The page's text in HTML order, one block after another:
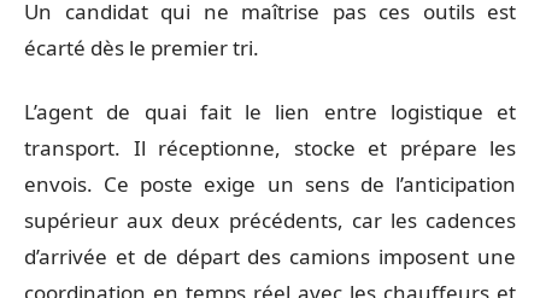
Un candidat qui ne maîtrise pas ces outils est
écarté dès le premier tri.
L’agent de quai fait le lien entre logistique et
transport. Il réceptionne, stocke et prépare les
envois. Ce poste exige un sens de l’anticipation
supérieur aux deux précédents, car les cadences
d’arrivée et de départ des camions imposent une